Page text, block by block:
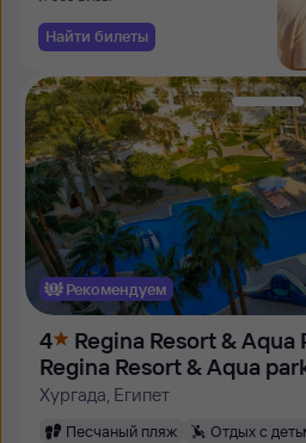
Найти билеты
Рекомендуем
4
Regina Resort & Aqua
Regina Resort & Aqua
Resort)
Хургада, Египет
Песчаный пляж Отдых с